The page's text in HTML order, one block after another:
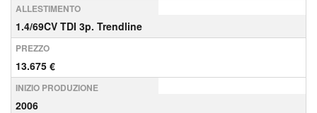
ALLESTIMENTO
1.4/69CV TDI 3p. Trendline
PREZZO
13.675 €
INIZIO PRODUZIONE
2006